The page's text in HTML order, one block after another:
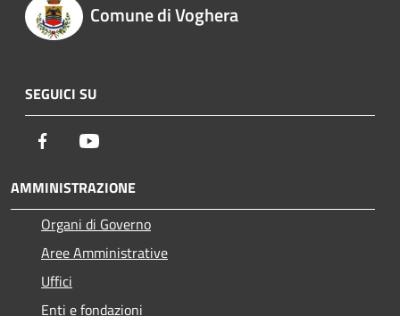
Comune di Voghera
SEGUICI SU
Facebook
AMMINISTRAZIONE
Organi di Governo
Aree Amministrative
Uffici
Enti e fondazioni